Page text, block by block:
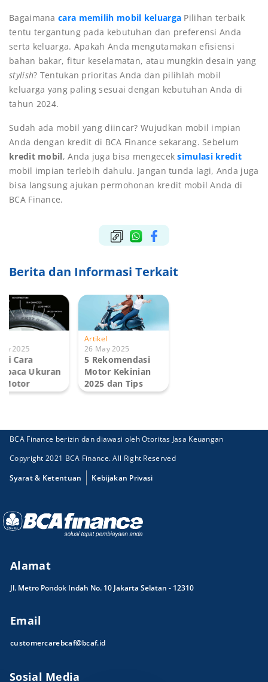
Bagaimana cara memilih mobil keluarga Pilihan terbaik
tentu tergantung pada kebutuhan dan preferensi Anda
serta keluarga. Apakah Anda mengutamakan efisiensi
bahan bakar, fitur keselamatan, atau mungkin desain yang
stylish? Tentukan prioritas Anda dan pilihlah mobil
keluarga yang paling sesuai dengan kebutuhan Anda di
tahun 2024.
Sudah ada mobil yang diincar? Wujudkan mobil impian
Anda dengan kredit di BCA Finance sekarang. Sebelum
kredit mobil, Anda juga bisa mengeceksimulasi kredit
mobil impian terlebih dahulu. Jangan tunda lagi, Anda juga
bisa langsung ajukan permohonan kredit mobil Anda di
BCA Finance.
Berita dan Informasi Terkait
2025
Cara
Ukuran
Motor
Benar!
Artikel
26 May 2025
5 Rekomendasi
Motor Kekinian
2025 dan Tips
Memilih...
BCA Finance berizin dan diawasi oleh Otoritas Jasa Keuangan
Copyright 2021 BCA Finance. All Right Reserved
Syarat & Ketentuan
Kebijakan Privasi
Alamat
Jl. Metro Pondok Indah No. 10 Jakarta Selatan - 12310
Email
customercarebcaf@bcaf.id
Sosial Media